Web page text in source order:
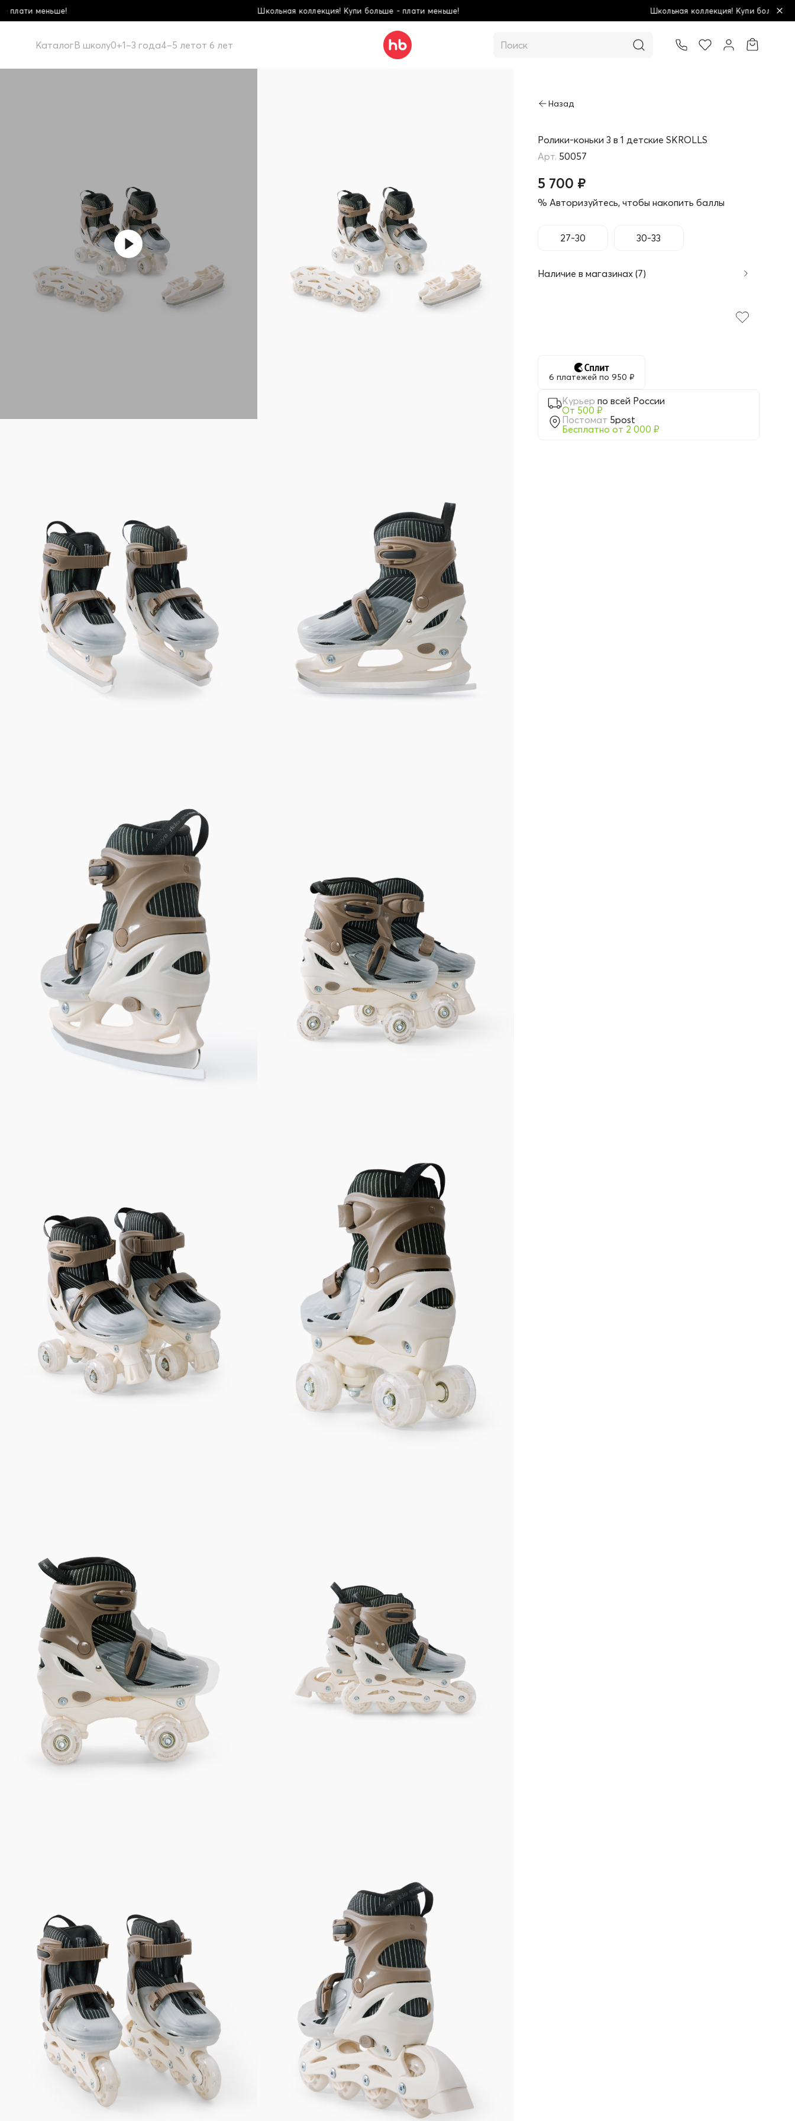
Школьная коллекция! Купи больше - плати меньше! Школьная коллекция! Купи больше - плати меньше!
КаталогВ школу0+1–3 года4–5 летот 6 лет
Ролики-коньки 3 в 1 детские SKROLLS
50057
5 700 ₽
% Авторизуйтесь, чтобы накопить баллы
27-30 30-33
Наличие в магазинах (7)
6 платежей по 950 ₽
Курьер по всей России
От 500 ₽
Постомат 5post
Бесплатно от 2 000 ₽
Товар добавлен в корзину